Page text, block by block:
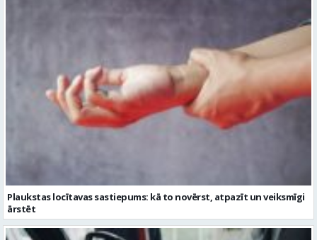
Plaukstas locītavas sastiepums: kā to novērst, atpazīt un veiksmīgi